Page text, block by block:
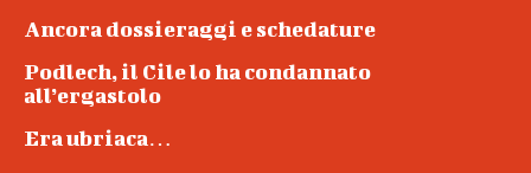
Ancora dossieraggi e schedature
Podlech, il Cile lo ha condannato
all’ergastolo
Era ubriaca…